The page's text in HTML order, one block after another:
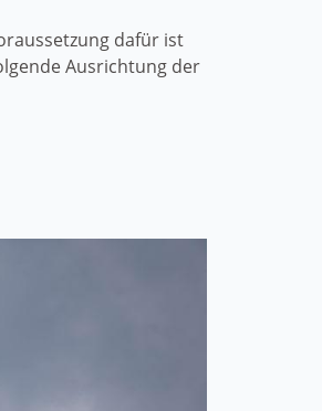
dafür ist
Ausrichtung der